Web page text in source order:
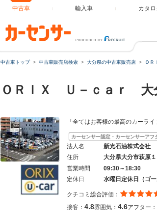
中古車 輸入車 カタ
中古車トップ 中古車販売店検索 大分県の中古車販売店 ＯＲ
ＯＲＩＸ Ｕ－ｃａｒ 大
「全てはお客様の最高のカーラ
カーセンサー認定・カーセンサーアフ
法人名
新光石油株式会社
住所
大分県大分市萩原
営業時間
09:30～18:30
定休日
水曜日定休日（ゴ
クチコミ総合評価：
接客： 4.8雰囲気： 4.6アフター：